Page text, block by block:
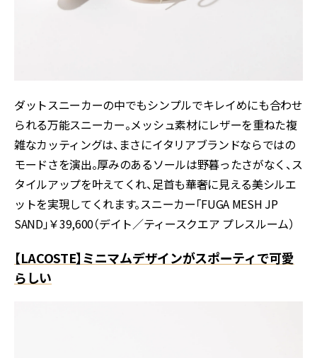
ダットスニーカーの中でもシンプルでキレイめにも合わせ
られる万能スニーカー。メッシュ素材にレザーを重ねた複
雑なカッティングは、まさにイタリアブランドならではの
モードさを演出。厚みのあるソールは野暮ったさがなく、ス
タイルアップを叶えてくれ、足首も華奢に見える美シルエ
ットを実現してくれます。スニーカー「FUGA MESH JP
SAND」￥39,600（デイト／ティースクエア プレスルーム）
【LACOSTE】ミニマムデザインがスポーティで可愛
らしい